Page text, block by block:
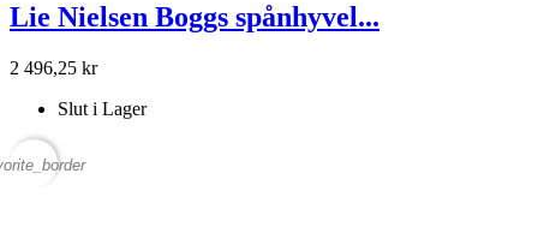
Lie Nielsen Boggs spånhyvel...
2 496,25 kr
Slut i Lager